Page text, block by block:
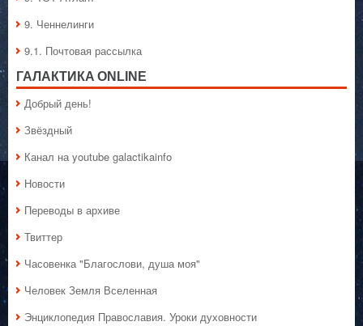
9. Ченнелинги
9.1. Почтовая рассылка
ГАЛАКТИКA ONLINE
Добрый день!
Звёздный
Канал на youtube galactikainfo
Новости
Переводы в архиве
Твиттер
Часовенка "Благослови, душа моя"
Человек Земля Вселенная
Энциклопедия Православия. Уроки духовности